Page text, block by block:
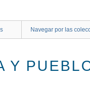
Navegar por las
Y